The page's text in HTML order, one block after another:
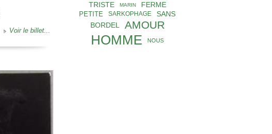
Voir le billet...
TRISTE
MARIN FERME
PETITE SARKOPHAGE
SANS
BORDEL
AMOUR
HOMME NOUS